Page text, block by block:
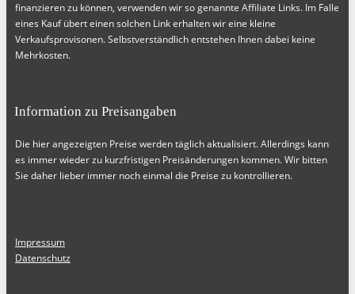
finanzieren zu können, verwenden wir so genannte Affiliate Links. Im Falle
eines Kauf übert einen solchen Link erhalten wir eine kleine
Verkaufsprovisonen. Selbstverständlich entstehen Ihnen dabei keine
Mehrkosten.
Information zu Preisangaben
Die hier angezeigten Preise werden täglich aktualisiert. Allerdings kann
es immer wieder zu kurzfristigen Preisänderungen kommen. Wir bitten
Sie daher lieber immer noch einmal die Preise zu kontrollieren.
Impressum
Datenschutz